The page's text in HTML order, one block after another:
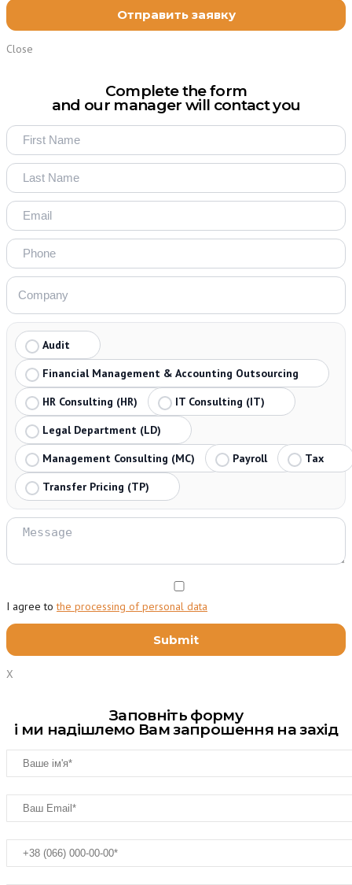
Close
Complete the form
and our manager will contact you
Audit
Financial Management & Accounting Outsourcing
HR Consulting (HR)
IT Consulting (IT)
Legal Department (LD)
Management Consulting (MC)
Payroll
Tax
Transfer Pricing (TP)
I agree tothe processing of personal data
X
Заповніть форму
і ми надішлемо Вам запрошення на захід